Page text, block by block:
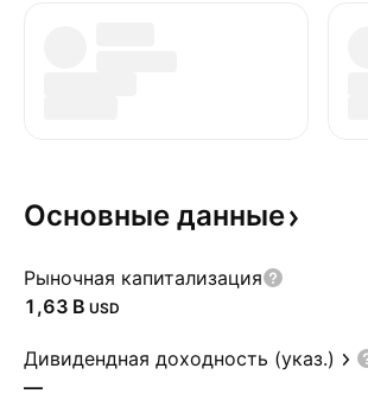
Основные данные
Рыночная капитализация
‪1,63 B‬ USD
Дивидендная доходность (указ.)
—